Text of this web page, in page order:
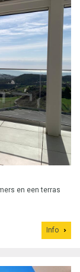
en een terras
Info